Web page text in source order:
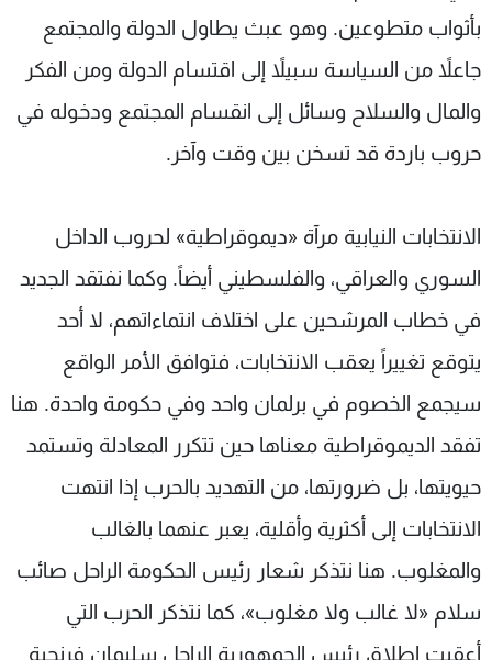
بأثواب متطوعين. وهو عبث يطاول الدولة والمجتمع
جاعلاً من السياسة سبيلاً إلى اقتسام الدولة ومن الفكر
والمال والسلاح وسائل إلى انقسام المجتمع ودخوله في
حروب باردة قد تسخن بين وقت وآخر.
الانتخابات النيابية مرآة «ديموقراطية» لحروب الداخل
السوري والعراقي، والفلسطيني أيضاً. وكما نفتقد الجديد
في خطاب المرشحين على اختلاف انتماءاتهم، لا أحد
يتوقع تغييراً يعقب الانتخابات، فتوافق الأمر الواقع
سيجمع الخصوم في برلمان واحد وفي حكومة واحدة. هنا
تفقد الديموقراطية معناها حين تتكرر المعادلة وتستمد
حيويتها، بل ضرورتها، من التهديد بالحرب إذا انتهت
الانتخابات إلى أكثرية وأقلية، يعبر عنهما بالغالب
والمغلوب. هنا نتذكر شعار رئيس الحكومة الراحل صائب
سلام «لا غالب ولا مغلوب»، كما نتذكر الحرب التي
أعقبت إطلاق رئيس الجمهورية الراحل سليمان فرنجية